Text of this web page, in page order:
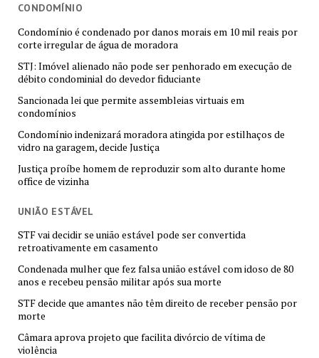
CONDOMÍNIO
Condomínio é condenado por danos morais em 10 mil reais por
corte irregular de água de moradora
STJ: Imóvel alienado não pode ser penhorado em execução de
débito condominial do devedor fiduciante
Sancionada lei que permite assembleias virtuais em
condomínios
Condomínio indenizará moradora atingida por estilhaços de
vidro na garagem, decide Justiça
Justiça proíbe homem de reproduzir som alto durante home
office de vizinha
UNIÃO ESTÁVEL
STF vai decidir se união estável pode ser convertida
retroativamente em casamento
Condenada mulher que fez falsa união estável com idoso de 80
anos e recebeu pensão militar após sua morte
STF decide que amantes não têm direito de receber pensão por
morte
Câmara aprova projeto que facilita divórcio de vítima de
violência